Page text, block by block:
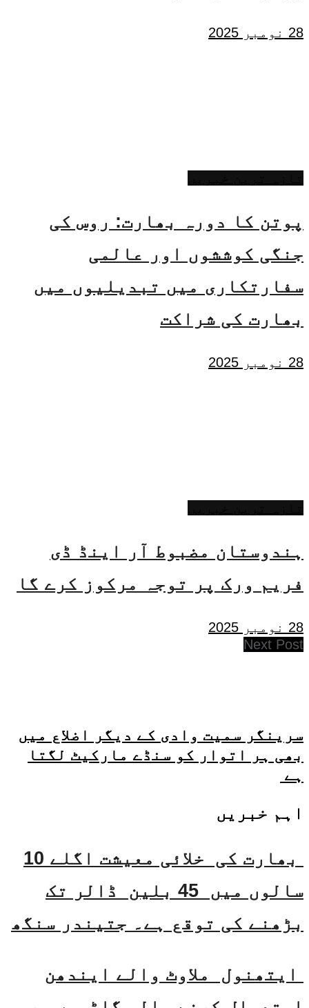
28 نومبر 2025
پوتن کا دورہ بھارت: روس کی
جنگی کوششوں اور عالمی
سفارتکاری میں تبدیلیوں میں
بھارت کی شراکت
28 نومبر 2025
ہندوستان مضبوط آر اینڈ ڈی
فریم ورک پر توجہ مرکوز کرے گا
28 نومبر 2025
Next Post
سرینگر سمیت وادی کے دیگر اضلاع میں
بھی ہر اتوار کو سنڈے مارکیٹ لگتا
ہے
اہم خبریں
بھارت کی خلائی معیشت اگلے 10
سالوں میں 45 بلین ڈالر تک
بڑھنے کی توقع ہے۔ جتیندر سنگھ
ایتھنول ملاوٹ والے ایندھن